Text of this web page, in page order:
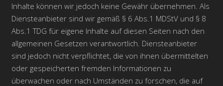
Inhalte können wir jedoch keine Gewähr übernehmen. Als
Diensteanbieter sind wir gemäß § 6 Abs.1 MDStV und § 8
Abs.1 TDG für eigene Inhalte auf diesen Seiten nach den
allgemeinen Gesetzen verantwortlich. Diensteanbieter
sind jedoch nicht verpflichtet, die von ihnen übermittelten
oder gespeicherten fremden Informationen zu
überwachen oder nach Umständen zu forschen, die auf